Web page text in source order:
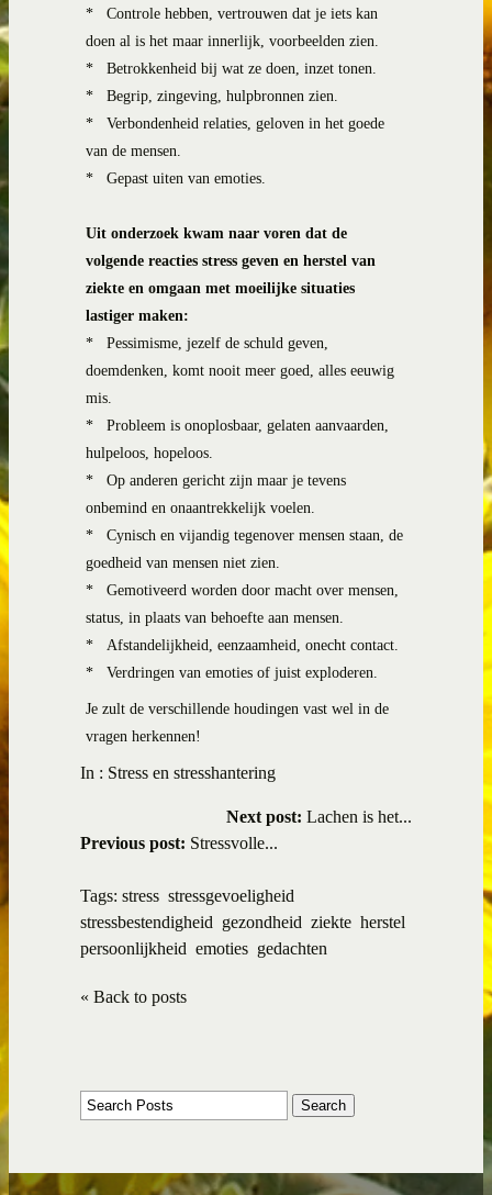
*
Controle hebben, vertrouwen dat je iets kan
doen al is het maar innerlijk, voorbeelden zien.
*
Betrokkenheid bij wat ze doen, inzet tonen.
*
Begrip, zingeving, hulpbronnen zien.
*
Verbondenheid relaties, geloven in het goede
van de mensen.
*
Gepast uiten van emoties.
Uit onderzoek kwam naar voren dat de
volgende reacties stress geven en herstel van
ziekte en omgaan met moeilijke situaties
lastiger maken:
*
Pessimisme, jezelf de schuld geven,
doemdenken, komt nooit meer goed, alles eeuwig
mis.
*
Probleem is onoplosbaar, gelaten aanvaarden,
hulpeloos, hopeloos.
*
Op anderen gericht zijn maar je tevens
onbemind en onaantrekkelijk voelen.
*
Cynisch en vijandig tegenover mensen staan, de
goedheid van mensen niet zien.
*
Gemotiveerd worden door macht over mensen,
status, in plaats van behoefte aan mensen.
*
Afstandelijkheid, eenzaamheid, onecht contact.
*
Verdringen van emoties of juist exploderen.
Je zult de verschillende houdingen vast wel in de
vragen herkennen!
In : Stress en stresshantering
Next post: Lachen is het...
Previous post: Stressvolle...
Tags: stress stressgevoeligheid
stressbestendigheid gezondheid ziekte herstel
persoonlijkheid emoties gedachten
« Back to posts